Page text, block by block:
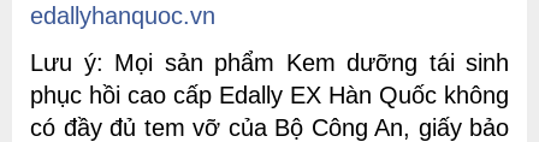
edallyhanquoc.vn
Lưu ý: Mọi sản phẩm Kem dưỡng tái sinh
phục hồi cao cấp Edally EX Hàn Quốc không
có đầy đủ tem vỡ của Bộ Công An, giấy bảo